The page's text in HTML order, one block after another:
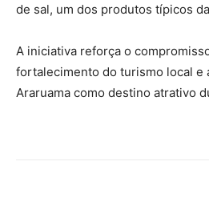
de sal, um dos produtos típicos
A iniciativa reforça o
fortalecimento do turismo local e
Araruama como destino atrativo